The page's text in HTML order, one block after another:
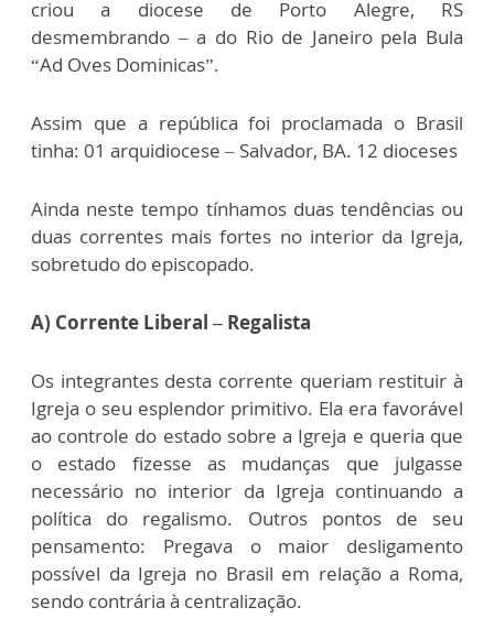
criou a diocese de Porto Alegre, RS
desmembrando – a do Rio de Janeiro pela Bula
“Ad Oves Dominicas”.
Assim que a república foi proclamada o Brasil
tinha: 01 arquidiocese – Salvador, BA. 12 dioceses
Ainda neste tempo tínhamos duas tendências ou
duas correntes mais fortes no interior da Igreja,
sobretudo do episcopado.
A) Corrente Liberal – Regalista
Os integrantes desta corrente queriam restituir à
Igreja o seu esplendor primitivo. Ela era favorável
ao controle do estado sobre a Igreja e queria que
o estado fizesse as mudanças que julgasse
necessário no interior da Igreja continuando a
política do regalismo. Outros pontos de seu
pensamento: Pregava o maior desligamento
possível da Igreja no Brasil em relação a Roma,
sendo contrária à centralização.